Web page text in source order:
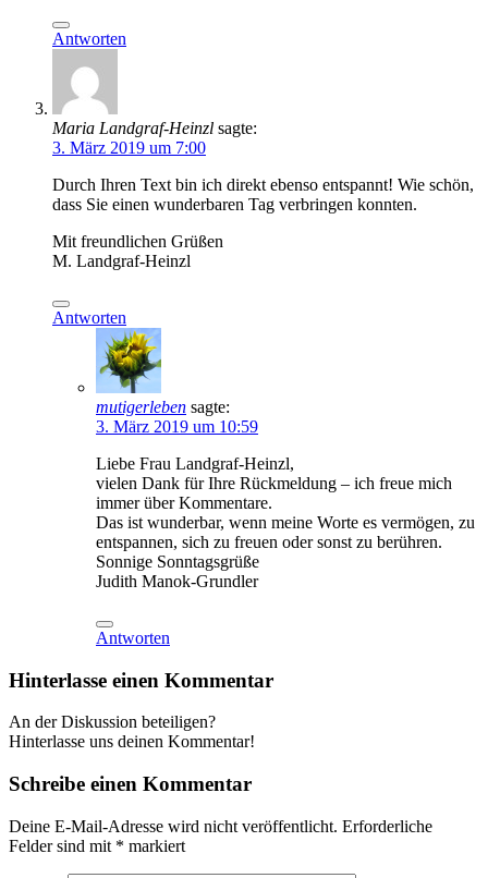
Antworten
Maria Landgraf-Heinzl sagte:
3. März 2019 um 7:00
Durch Ihren Text bin ich direkt ebenso entspannt! Wie schön,
dass Sie einen wunderbaren Tag verbringen konnten.
Mit freundlichen Grüßen
M. Landgraf-Heinzl
Antworten
mutigerleben sagte:
3. März 2019 um 10:59
Liebe Frau Landgraf-Heinzl,
vielen Dank für Ihre Rückmeldung – ich freue mich
immer über Kommentare.
Das ist wunderbar, wenn meine Worte es vermögen, zu
entspannen, sich zu freuen oder sonst zu berühren.
Sonnige Sonntagsgrüße
Judith Manok-Grundler
Antworten
Hinterlasse einen Kommentar
An der Diskussion beteiligen?
Hinterlasse uns deinen Kommentar!
Schreibe einen Kommentar
Deine E-Mail-Adresse wird nicht veröffentlicht. Erforderliche
Felder sind mit * markiert